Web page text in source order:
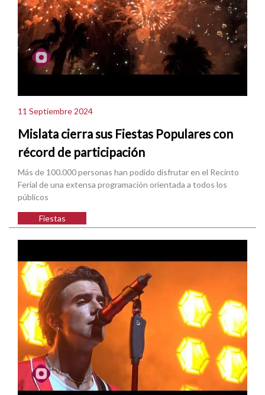
11 Septiembre 2024
Mislata cierra sus Fiestas Populares con
récord de participación
Más de 100.000 personas han podido disfrutar en el Recinto
Ferial de una extensa programación orientada a todos los
públicos
Fiestas